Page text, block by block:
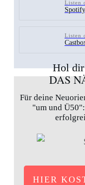
Listen
Spotify
Listen
Hol
DAS
Für deine
"um und
HIER